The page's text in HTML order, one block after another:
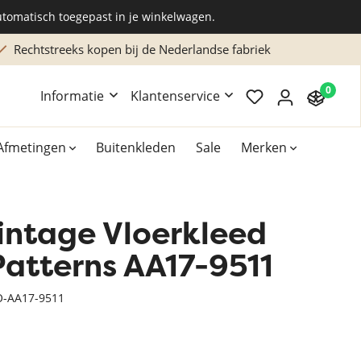
toegepast in je winkelwagen.
Rechtstreeks kopen bij de Nederlandse fabriek
Informatie Klantenservice 0
Buitenkleden Sale Merken
Overig
Accessoires
Xilento vloerkleden
Vloerkleed
AA17-9511
AA17-9511